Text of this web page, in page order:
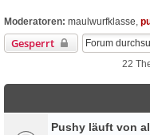
Moderatoren: maulwurfklasse,
Gesperrt
22
Pushy läuft von